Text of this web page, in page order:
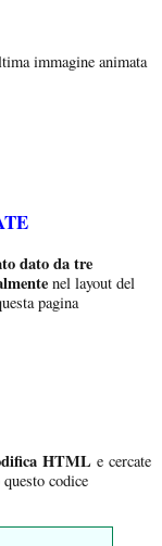
immagine animata
dato da tre
nel layout del
pagina
HTMLe cercate
codice